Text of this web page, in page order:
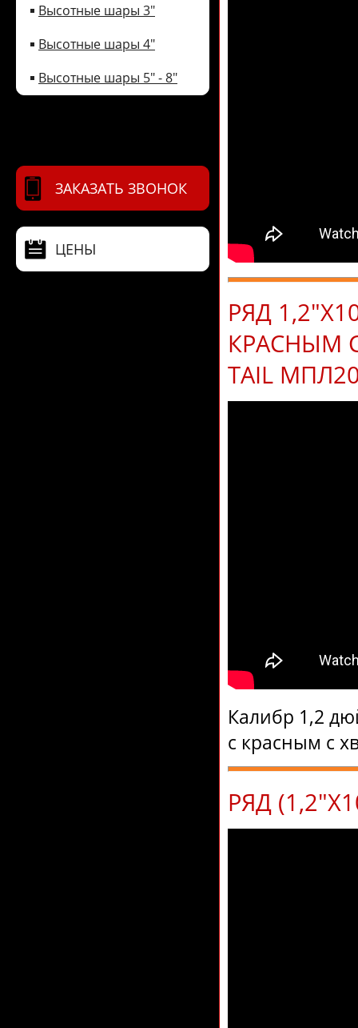
Высотные шары 3"
Высотные шары 4"
Высотные шары 5" - 8"
ЗАКАЗАТЬ ЗВОНОК
ЦЕНЫ
РЯД
КРАСНЫМ С
TAIL
Калибр 1,2
с красным с
РЯД